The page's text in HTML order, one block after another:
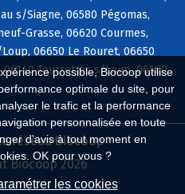
possible, Biocoop utilise
optimale du site, pour
le trafic et la performance
personnalisée en toute
d'avis à tout moment en
OK pour vous ?
les cookies
s/Siagne, 06580 Pégomas,
Grasse, 06620 Courmes,
06650 Le Rouret, 06650
Tourrettes s/Loup, 06560
réseau Biocoop
Biocoop 2026